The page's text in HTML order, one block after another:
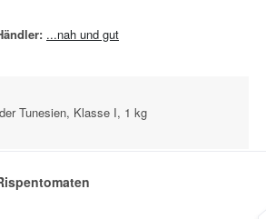
...nah und gut
Tunesien, Klasse I, 1 kg